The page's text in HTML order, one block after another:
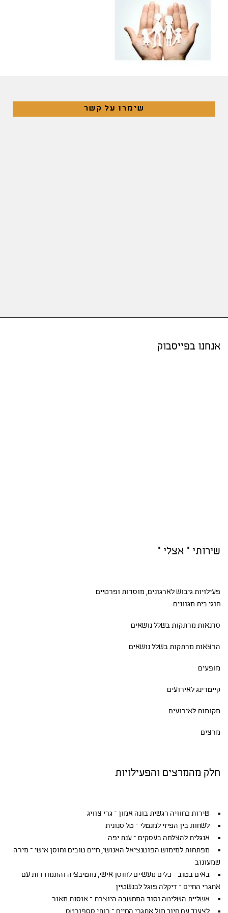
שימרו על קשר
אנחנו בפייסבוק
שירותי " אצלי "
פעילויות גיבושלארגונים, מוסדות ופרטיים
חוגי בית מגוונים
סדנאות מרתקות בשלל נושאים
הרצאות מרתקות בשלל נושאים
מופעים
קייטרינג לאירועים
מקומות לאירועים
מרצים
חלק מהמרצים והפעילויות
שירות כחוויה רגשית בונה אמון – גרי צוויג
לשחות בין הפיזי למנטלי – טל סנונית
אנגלית להצלחה בעסקים – ענת יפה
מפתחות למימוש הפוטנציאל האנושי, חיים טובים וחוסן אישי – מירה
שמעונוב
באים בטוב – כלים מעשיים לחוסן אישי, מוטיבציה והתמודדות עם
אתגרי החיים – דיקלה פוגל לבנשטיין
אשליית השליטה וסוד המחשבה היוצרת – אוסנת מאור